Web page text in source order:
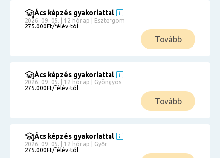
Ács képzés gyakorlattal
2026. 09. 05. | 12 hónap | Esztergom
275.000Ft/félév-tól
Tovább
Ács képzés gyakorlattal
2026. 09. 05. | 12 hónap | Gyöngyös
275.000Ft/félév-tól
Tovább
Ács képzés gyakorlattal
2026. 09. 05. | 12 hónap | Győr
275.000Ft/félév-tól